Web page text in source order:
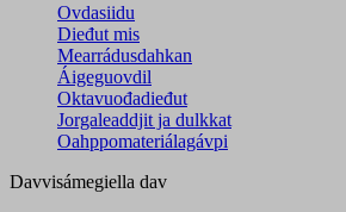
Ovdasiidu
Dieđut mis
Mearrádusdahkan
Áigeguovdil
Oktavuođadieđut
Jorgaleaddjit ja dulkkat
Oahppomateriálagávpi
Davvisámegiella dav